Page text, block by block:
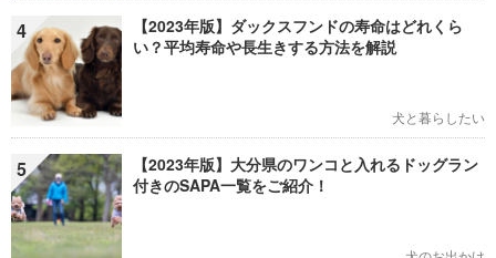
4
【2023年版】ダックスフンドの寿命はどれくら
い？平均寿命や長生きする方法を解説
犬と暮らしたい
5
【2023年版】大分県のワンコと入れるドッグラン
付きのSAPA一覧をご紹介！